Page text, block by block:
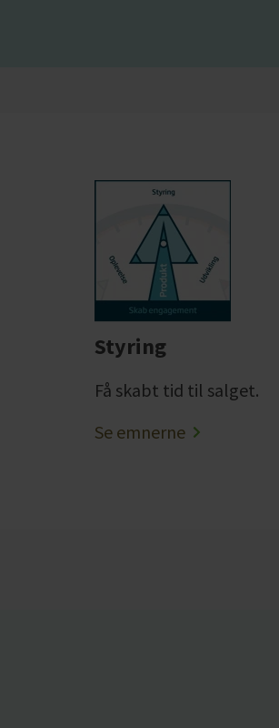
Styring
Få skabt tid til salget.
Se emnerne